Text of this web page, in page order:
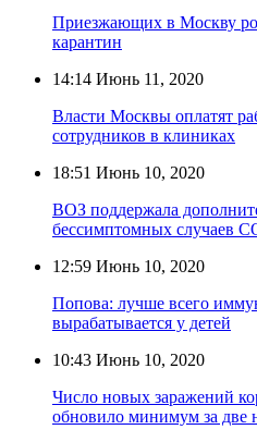
Приезжающих в Москву
карантин
14:14 Июнь 11, 2020
Власти Москвы оплатят
сотрудников в клиниках
18:51 Июнь 10, 2020
ВОЗ поддержала
бессимптомных случаев
12:59 Июнь 10, 2020
Попова: лучше всего
вырабатывается у детей
10:43 Июнь 10, 2020
Число новых заражений
обновило минимум за две